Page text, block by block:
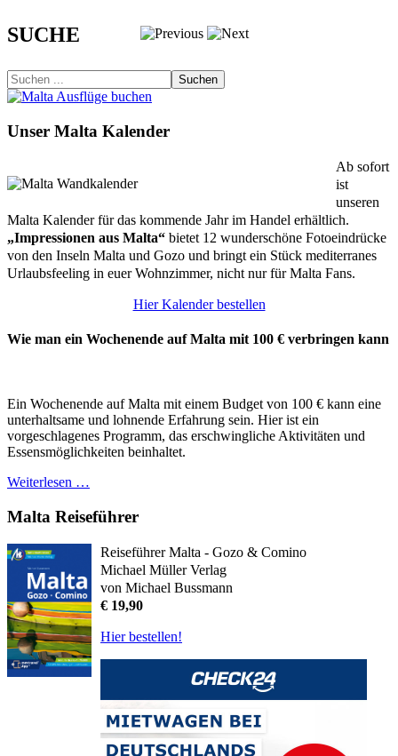
SUCHE
Suchen
Unser Malta Kalender
Ab sofort
ist
unseren
Malta Kalender für das kommende Jahr im Handel erhältlich.
„Impressionen aus Malta“ bietet 12 wunderschöne Fotoeindrücke
von den Inseln Malta und Gozo und bringt ein Stück mediterranes
Urlaubsfeeling in euer Wohnzimmer, nicht nur für Malta Fans.
Hier Kalender bestellen
Wie man ein Wochenende auf Malta mit 100 € verbringen kann
Ein Wochenende auf Malta mit einem Budget von 100 € kann eine
unterhaltsame und lohnende Erfahrung sein. Hier ist ein
vorgeschlagenes Programm, das erschwingliche Aktivitäten und
Essensmöglichkeiten beinhaltet.
Weiterlesen …
Malta Reiseführer
Reiseführer Malta - Gozo & Comino
Michael Müller Verlag
von Michael Bussmann
€ 19,90
Hier bestellen!